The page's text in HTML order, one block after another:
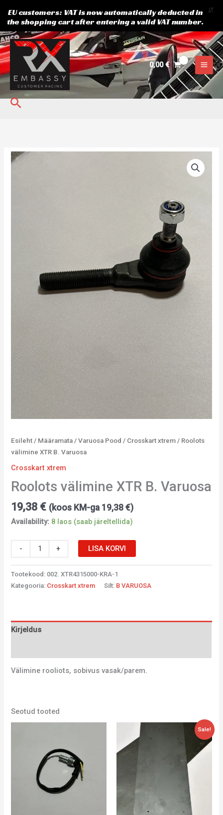
Skip
to
content
0,00€
Search
Esileht / Määramata /Varuosa Pood / Crosskart xtrem / Roolots
välimine XTR B. Varuosa
Crosskart xtrem
Roolots välimine XTR B. Varuosa
19,38 € (koos KM-ga 19,38€)
Availability: 8 laos (saab järeltellida)
-
Roolots
+ LISA KORVI
Tootekood: 002. XTR4315000-KRA-1
Kategooria: Crosskart xtrem Silt: B VARUOSA
Kirjeldus
Välimine rooliots, sobivus vasak/parem.
Seotud tooted
Sale!
Algne
hind
EU customers: VAT is now automatically deducted in
the shopping cart after entering a valid VAT number.
X